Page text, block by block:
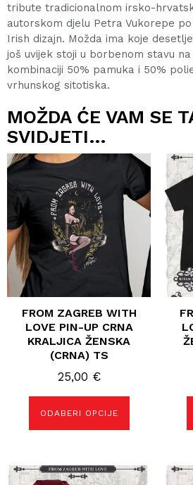
tribute tradicionalnom irsko-
autorskom djelu Petra Vukorepe
Irish dizajn. Možda ima koje
još uvijek stoji u borbenom stavu na
kombinaciji 50% pamuka i 50%
vrhunskog sitotiska.
MOŽDA ĆE VAM SE
SVIDJETI…
FROM ZAGREB WITH
LOVE PIN-UP CRNA
KRALJICA ŽENSKA
(CRNA) TS
25,00 €
ODABERI OPCIJE
Ovaj
više
varijanti.
Opcije
se
mogu
odabrati
stranici
Ovaj
proizvod